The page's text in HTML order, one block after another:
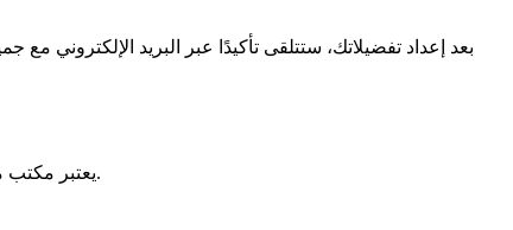
بعد إعداد تفضيلاتك، ستتلقى تأكيدًا عبر البريد الإلكتروني
يعتبر مكتبفي شاتور، وهو سهل الوصول عبر وسائل النقل العامة.